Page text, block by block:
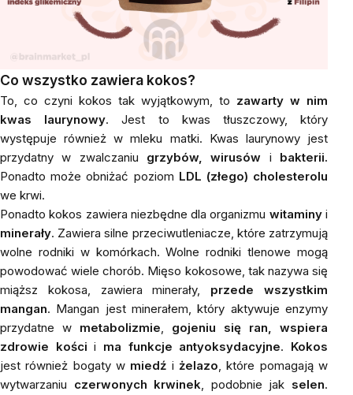
Co wszystko zawiera kokos?
To, co czyni kokos tak wyjątkowym, to zawarty w nim
kwas laurynowy. Jest to kwas tłuszczowy, który
występuje również w mleku matki. Kwas laurynowy jest
przydatny w zwalczaniu grzybów, wirusów i bakterii.
Ponadto może obniżać poziom LDL (złego) cholesterolu
we krwi.
Ponadto kokos zawiera niezbędne dla organizmu witaminyi
minerały. Zawiera silne przeciwutleniacze, które zatrzymują
wolne rodniki w komórkach. Wolne rodniki tlenowe mogą
powodować wiele chorób. Mięso kokosowe, tak nazywa się
miąższ kokosa, zawiera minerały, przede wszystkim
mangan. Mangan jest minerałem, który aktywuje enzymy
przydatne w metabolizmie, gojeniu się ran, wspiera
zdrowie kości i ma funkcje antyoksydacyjne. Kokos
jest również bogaty w miedź iżelazo, które pomagają w
wytwarzaniu czerwonych krwinek, podobnie jak selen.